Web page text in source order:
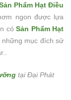
Phẩm Hạt Điều
ngon được lựa
cóSản Phẩm Hạt
mục đích sử
tại Đại Phát